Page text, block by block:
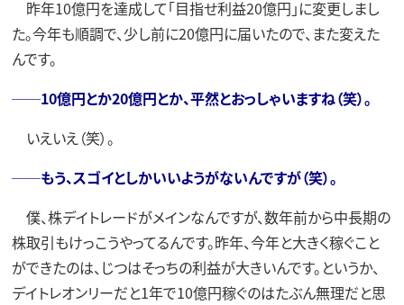
昨年10億円を達成して「目指せ利益20億円」に変更しまし
た。今年も順調で、少し前に20億円に届いたので、また変えた
んです。
──10億円とか20億円とか、平然とおっしゃいますね（笑）。
いえいえ（笑）。
──もう、スゴイとしかいいようがないんですが（笑）。
僕、株デイトレードがメインなんですが、数年前から中長期の
株取引もけっこうやってるんです。昨年、今年と大きく稼ぐこと
ができたのは、じつはそっちの利益が大きいんです。というか、
デイトレオンリーだと1年で10億円稼ぐのはたぶん無理だと思